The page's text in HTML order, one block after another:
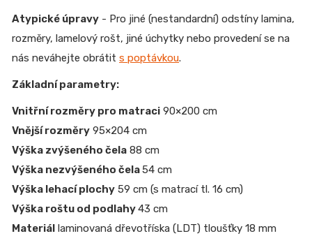
Atypické úpravy - Pro jiné (nestandardní) odstíny lamina,
rozměry, lamelový rošt, jiné úchytky nebo provedení se na
nás neváhejte obrátit s poptávkou.
Základní parametry:
Vnitřní rozměry pro matraci 90×200 cm
Vnější rozměry 95×204 cm
Výška zvýšeného čela 88 cm
Výška nezvýšeného čela54 cm
Výška lehací plochy 59 cm (s matrací tl. 16 cm)
Výška roštu od podlahy43 cm
Materiál laminovaná dřevotříska (LDT) tloušťky 18 mm